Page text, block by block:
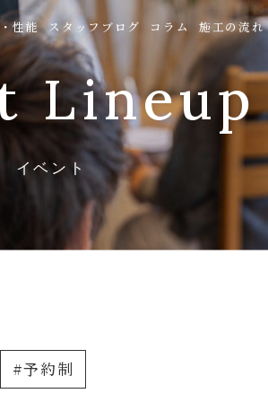
性能 スタッフブログ コラム 施工の流れ
Lineup
イベント
#予約制